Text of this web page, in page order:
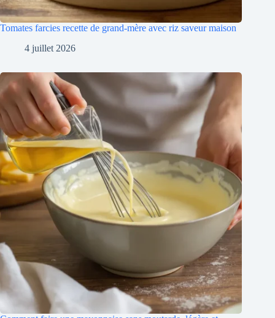
Tomates farcies recette de grand-mère avec riz saveur maison
4 juillet 2026